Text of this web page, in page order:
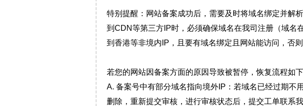
特别提醒：网站备案成功后，需要及时将域名绑定并解
到CDN等第三方IP时，必须确保域名在我司注册（域名
到香港等非境内IP，且要有域名绑定且网站能访问，否
若您的网站因备案方面的原因导致被暂停，恢复流程如下
A. 备案号中有部分域名指向境外IP：若域名已经过期不
删除，重新提交审核，进行审核状态后，提交工单联系